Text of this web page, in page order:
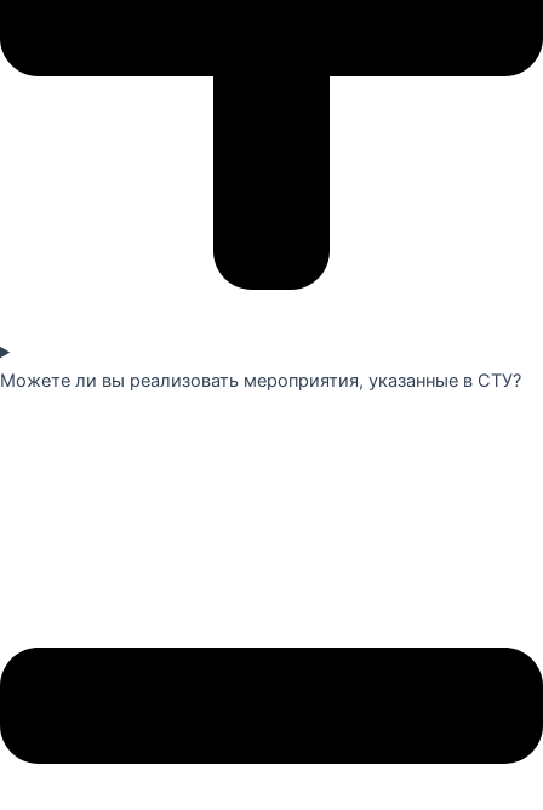
Можете ли вы реализовать мероприятия, указанные в СТУ?